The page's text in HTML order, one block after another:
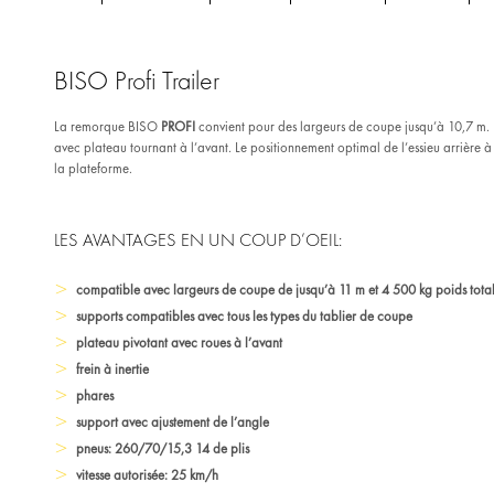
BISO Profi Trailer
La remorque BISO PROFI convient pour des largeurs de coupe jusqu’à 10,7
avec plateau tournant à l’avant. Le positionnement optimal de l’essieu
la plateforme.
LES AVANTAGES EN UN COUP D’OEIL:
compatible avec largeurs de coupe de jusqu’à 11 m et 4 500 kg poids
supports compatibles avec tous les types du tablier de coupe
plateau pivotant avec roues à l’avant
frein à inertie
phares
support avec ajustement de l’angle
pneus: 260/70/15,3 14 de plis
vitesse autorisée: 25 km/h